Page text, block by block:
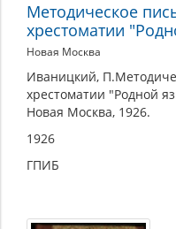
Методическое
хрестоматии
Новая Москва
Иваницкий,
хрестоматии "Родной
Новая Москва, 1926.
1926
ГПИБ